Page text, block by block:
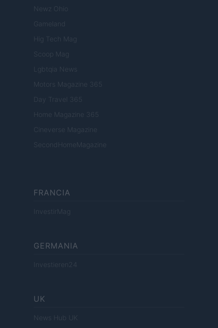
Newz Ohio
Gameland
Hig Tech Mag
Scoop Mag
Lgbtqia News
Motors Magazine 365
Day Travel 365
Home Magazine 365
Cineverse Magazine
SecondHomeMagazine
FRANCIA
InvestirMag
GERMANIA
Investieren24
UK
News Hub UK